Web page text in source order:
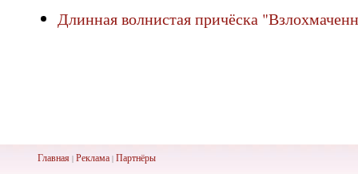
Длинная волнистая причёска
Главная| Реклама| Партнёры